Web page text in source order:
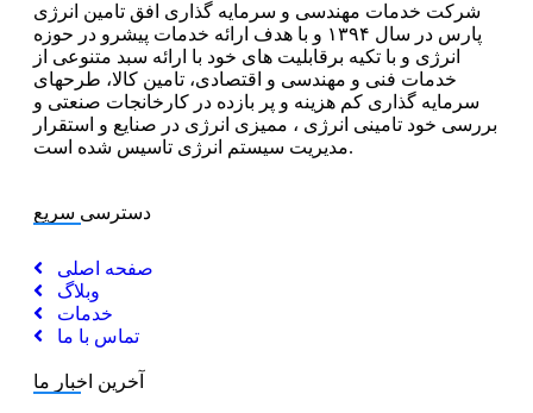
شرکت خدمات مهندسی و سرمایه گذاری افق تامین انرژی
پارس در سال ۱۳۹۴ و با هدف ارائه خدمات پیشرو در حوزه
انرژی و با تکیه برقابلیت های خود با ارائه سبد متنوعی از
خدمات فنی و مهندسی و اقتصادی، تامین کالا، طرحهای
سرمایه گذاری کم هزینه و پر بازده در کارخانجات صنعتی و
بررسی خود تامینی انرژی ، ممیزی انرژی در صنایع و استقرار
مدیریت سیستم انرژی تاسیس شده است.
دسترسی سریع
صفحه اصلی
وبلاگ
خدمات
تماس با ما
آخرین اخبار ما